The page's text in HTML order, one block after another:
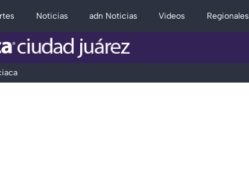
Noticias adn Noticias Videos Regionales